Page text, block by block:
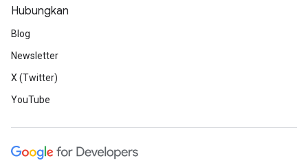
Hubungkan
Blog
Newsletter
X (Twitter)
YouTube